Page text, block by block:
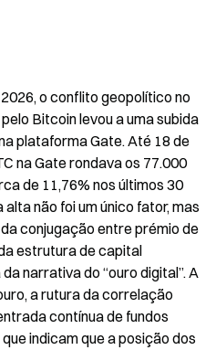
o conflito geopolítico no
Bitcoin levou a uma subida
plataforma Gate. Até 18 de
na Gate rondava os 77.000
de 11,76% nos últimos 30
não foi um único fator, mas
conjugação entre prémio de
estrutura de capital
narrativa do “ouro digital”. A
a rutura da correlação
contínua de fundos
indicam que a posição dos